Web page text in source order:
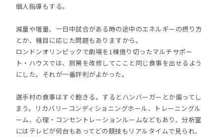
個人指導もする。
減量や増量、一日中試合がある時の途中のエネルギーの摂り方
とか、種目に応じた問題もありますから。
ロンドンオリンピックで劇場を1棟借り切ったマルチサポー
ト・ハウスでは、厨房を改修してここと同じ食事を出せるよう
にした。それが一番評判がよかった。
選手村の食事はすぐ飽きる。するとハンバーガーとか偏ってし
まう。リカバリーコンディショニングホール、トレーニングル
ーム、心理・コンセントレーションルームなどもあり、分析室
にはテレビが何台もあってどの競技もリアルタイムで見られ、